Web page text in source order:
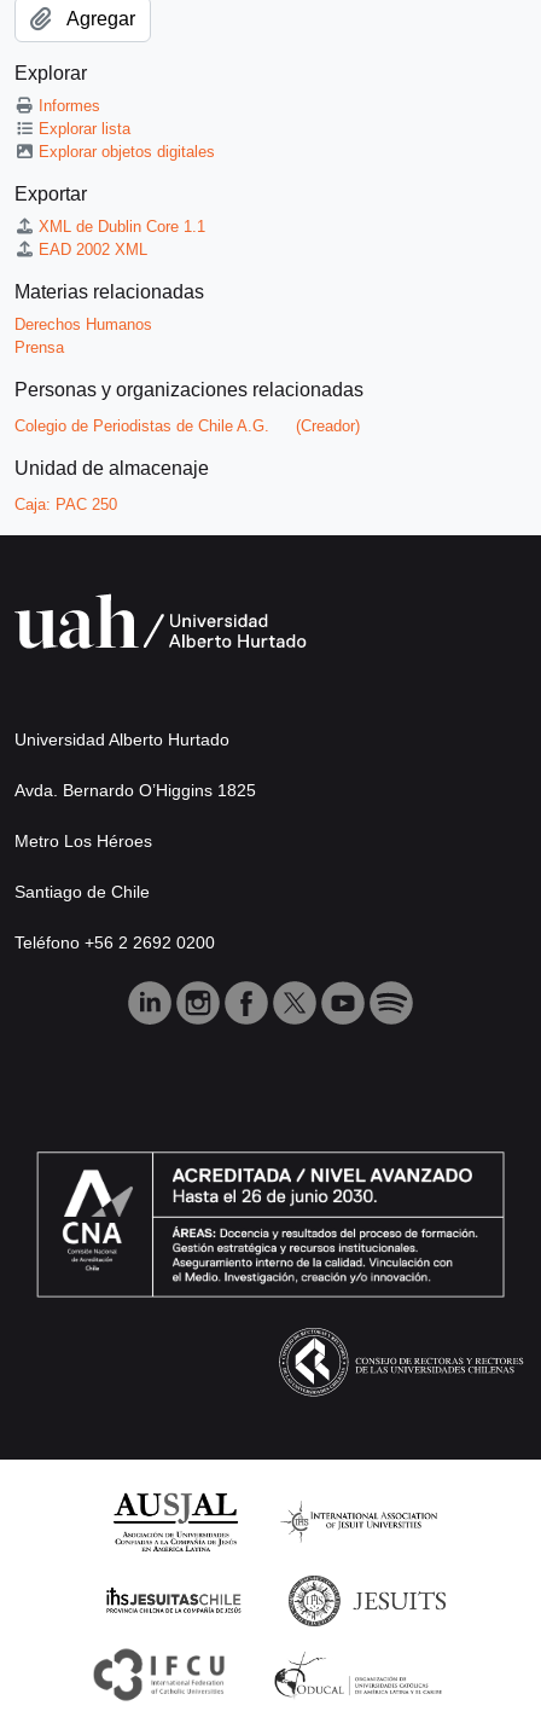
Agregar
Explorar
Informes
Explorar lista
Explorar objetos digitales
Exportar
XML de Dublin Core 1.1
EAD 2002 XML
Materias relacionadas
Derechos Humanos
Prensa
Personas y organizaciones relacionadas
Colegio de Periodistas de Chile A.G. (Creador)
Unidad de almacenaje
Caja: PAC 250
Universidad Alberto Hurtado
Avda. Bernardo O’Higgins 1825
Metro Los Héroes
Santiago de Chile
Teléfono +56 2 2692 0200